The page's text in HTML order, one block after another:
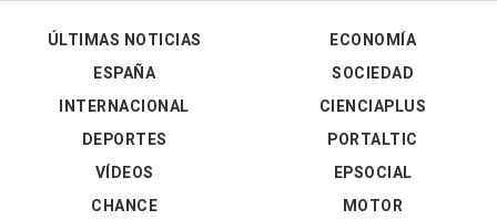
ÚLTIMAS NOTICIAS
ESPAÑA
INTERNACIONAL
DEPORTES
VÍDEOS
ECONOMÍA
SOCIEDAD
CIENCIAPLUS
PORTALTIC
EPSOCIAL
CHANCE
MOTOR